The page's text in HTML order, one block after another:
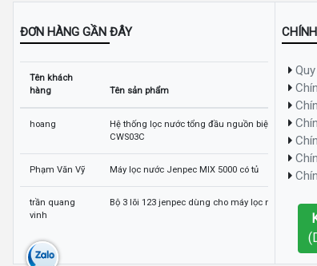
ĐƠN HÀNG GẦN ĐÂY
Tên khách
hàng
Tên sản phẩm
hoang
Hệ thống lọc nước tổng đầu nguồn biệt thự nhập
CWS03C
Phạm Văn Vỹ Máy lọc nước Jenpec MIX 5000 có tủ
trần quang
vinh
Bộ 3 lõi 123 jenpec dùng cho máy lọc nước